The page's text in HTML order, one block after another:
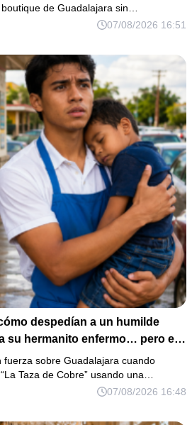
de Guadalajara sin…
07/08/2026 16:51
despedían a un humilde
su hermanito enfermo… pero el
a punto de estallar.
fuerza sobre Guadalajara cuando
Taza de Cobre” usando una…
07/08/2026 16:48